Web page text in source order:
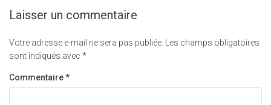
Laisser un commentaire
Votre adresse e-mail ne sera pas publiée.
Les champs obligatoires
sont indiqués avec *
Commentaire*